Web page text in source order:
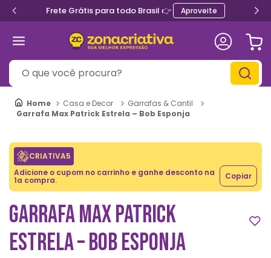
Frete Grátis para todo Brasil 👉 Aproveite
O que você procura?
Casa e Decor
Garrafas & Cantil
Garrafa Max Patrick Estrela – Bob Esponja
CRIATIVA5
Adicione o cupom no carrinho e ganhe desconto na
1a compra. Copiar
GARRAFA MAX PATRICK
ESTRELA – BOB ESPONJA